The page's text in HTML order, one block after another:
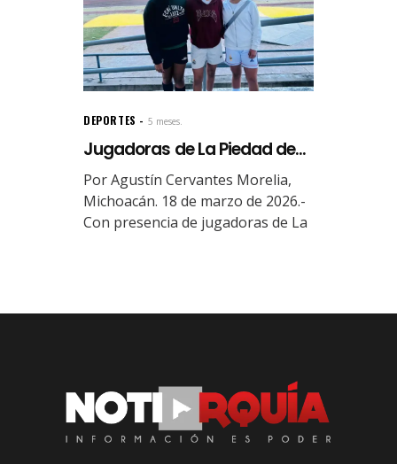
DEPORTES 5 meses.
Jugadoras de La Piedad de...
Por Agustín Cervantes Morelia,
Michoacán. 18 de marzo de 2026.-
Con presencia de jugadoras de La